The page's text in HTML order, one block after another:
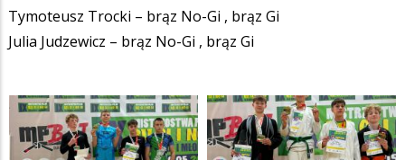
Tymoteusz Trocki – brąz No-Gi , brąz Gi
Julia Judzewicz – brąz No-Gi , brąz Gi